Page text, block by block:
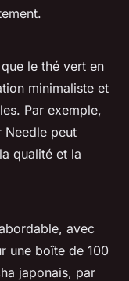
le thé vert en
minimaliste et
Par exemple,
Needle peut
qualité et la
avec
une boîte de 100
japonais, par